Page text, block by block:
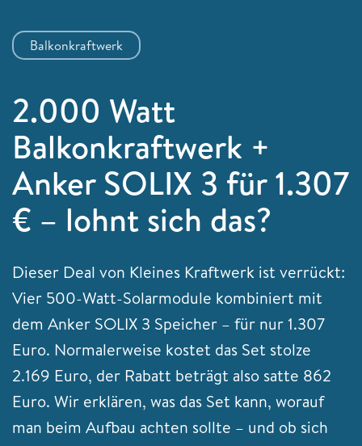
Balkonkraftwerk
2.000 Watt
Balkonkraftwerk +
Anker SOLIX 3 für 1.307
€ – lohnt sich das?
Dieser Deal von Kleines Kraftwerk ist verrückt:
Vier 500-Watt-Solarmodule kombiniert mit
dem Anker SOLIX 3 Speicher – für nur 1.307
Euro. Normalerweise kostet das Set stolze
2.169 Euro, der Rabatt beträgt also satte 862
Euro. Wir erklären, was das Set kann, worauf
man beim Aufbau achten sollte – und ob sich